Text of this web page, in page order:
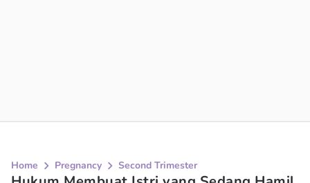
Home Pregnancy Second Trimester